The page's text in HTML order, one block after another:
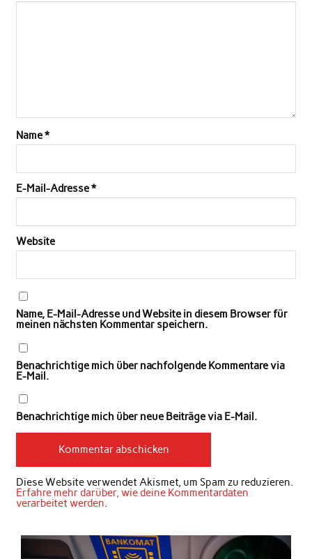
Name*
E-Mail-Adresse*
Website
Name, E-Mail-Adresse und Website in diesem Browser für
meinen nächsten Kommentar speichern.
Benachrichtige mich über nachfolgende Kommentare via
E-Mail.
Benachrichtige mich über neue Beiträge via E-Mail.
Diese Website verwendet Akismet, um Spam zu reduzieren.
Erfahre mehr darüber, wie deine Kommentardaten
verarbeitet werden.